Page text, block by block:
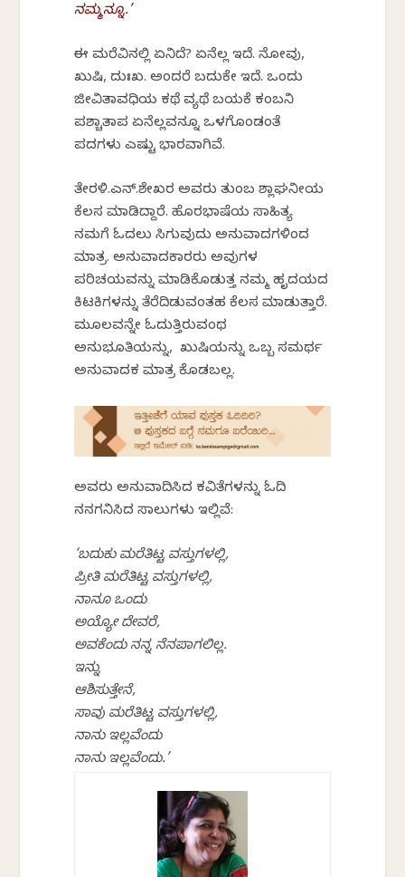
ನಮ್ಮನ್ನೂ.’
ಈ ಮರೆವಿನಲ್ಲಿ ಏನಿದೆ? ಏನೆಲ್ಲ ಇದೆ. ನೋವು,
ಖುಷಿ, ದುಃಖ. ಅಂದರೆ ಬದುಕೇ ಇದೆ. ಒಂದು
ಜೀವಿತಾವಧಿಯ ಕಥೆ ವ್ಯಥೆ ಬಯಕೆ ಕಂಬನಿ
ಪಶ್ಚಾತಾಪ ಏನೆಲ್ಲವನ್ನೂ ಒಳಗೊಂಡಂತೆ
ಪದಗಳು ಎಷ್ಟು ಭಾರವಾಗಿವೆ.
ತೇರಳಿ.ಎನ್.ಶೇಖರ ಅವರು ತುಂಬ ಶ್ಲಾಘನೀಯ
ಕೆಲಸ ಮಾಡಿದ್ದಾರೆ. ಹೊರಭಾಷೆಯ ಸಾಹಿತ್ಯ
ನಮಗೆ ಓದಲು ಸಿಗುವುದು ಅನುವಾದಗಳಿಂದ
ಮಾತ್ರ. ಅನುವಾದಕಾರರು ಅವುಗಳ
ಪರಿಚಯವನ್ನು ಮಾಡಿಕೊಡುತ್ತ ನಮ್ಮ ಹೃದಯದ
ಕಿಟಕಿಗಳನ್ನು ತೆರೆದಿಡುವಂತಹ ಕೆಲಸ ಮಾಡುತ್ತಾರೆ.
ಮೂಲವನ್ನೇ ಓದುತ್ತಿರುವಂಥ
ಅನುಭೂತಿಯನ್ನು, ಖುಷಿಯನ್ನು ಒಬ್ಬ ಸಮರ್ಥ
ಅನುವಾದಕ ಮಾತ್ರ ಕೊಡಬಲ್ಲ.
ಅವರು ಅನುವಾದಿಸಿದ ಕವಿತೆಗಳನ್ನು ಓದಿ
ನನಗನಿಸಿದ ಸಾಲುಗಳು ಇಲ್ಲಿವೆ:
‘ಬದುಕು ಮರೆತಿಟ್ಟ ವಸ್ತುಗಳಲ್ಲಿ,
ಪ್ರೀತಿ ಮರೆತಿಟ್ಟ ವಸ್ತುಗಳಲ್ಲಿ,
ನಾನೂ ಒಂದು
ಅಯ್ಯೋ ದೇವರೆ,
ಅವಕೆಂದು ನನ್ನ ನೆನಪಾಗಲಿಲ್ಲ.
ಇನ್ನು
ಆಶಿಸುತ್ತೇನೆ,
ಸಾವು ಮರೆತಿಟ್ಟ ವಸ್ತುಗಳಲ್ಲಿ,
ನಾನು ಇಲ್ಲವೆಂದು
ನಾನು ಇಲ್ಲವೆಂದು.’